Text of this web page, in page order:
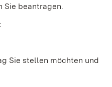
Sie beantragen.
Sie stellen möchten und